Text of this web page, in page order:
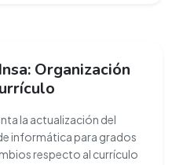
Organización
la actualización del
informática para grados
respecto al currículo